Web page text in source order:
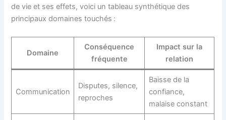
de vie et ses effets, voici un tableau synthétique des
principaux domaines touchés :
Domaine
Conséquence
fréquente
Impact sur la
relation
Communication
Disputes, silence,
reproches
Baisse de la
confiance,
malaise constant